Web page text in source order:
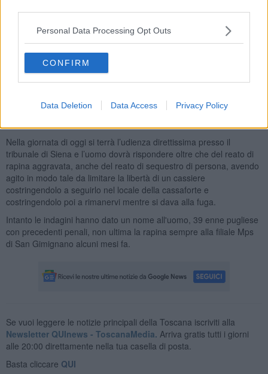
Personal Data Processing Opt Outs
CONFIRM
Data Deletion Data Access Privacy Policy
l’uomo non versa in pericolo di vita ma che rimarrà in osservazione
ancora per diversi giorni.
I carabinieri intanto, oltre a piantonare h24 il malvivente, hanno
condotto ulteriori indagini per comprendere la dinamica della rapina
e quella ancora più importante dell’intervento dei due operai e del
sindaco.
Da una prima ricostruzione dei carabinieri, che hanno ascoltato
decine di testimoni, pare che il rapinatore, mentre era inseguito, sia
Nella giornata di oggi si terrà l’udienza direttissima presso il
tribunale di Siena e l’uomo dovrà rispondere oltre che del reato di
rapina aggravata, anche del reato di sequestro di persona, avendo
agito in modo tale da limitare la libertà di un cassiere
costringendolo a seguirlo nel locale della cassaforte e
costringendolo poi a rimanervi mentre si dava alla fuga.
Intanto le indagini hanno dato un nome all'uomo, 39 enne pugliese
con precedenti penali, non ultima la rapina sempre alla filiale Mps
di San Gimignano alcuni mesi fa.
Se vuoi leggere le notizie principali della Toscana iscriviti alla
Newsletter QUInews - ToscanaMedia. Arriva gratis tutti i giorni
alle 20:00 direttamente nella tua casella di posta.
Basta cliccare QUI